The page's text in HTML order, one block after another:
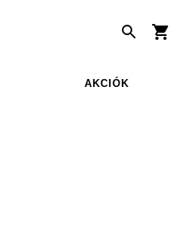
AKCIÓK